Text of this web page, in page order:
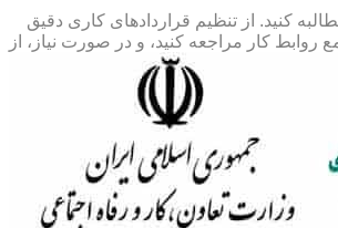
کنید. از تنظیم قراردادهای کاری دقیق
کار مراجعه کنید، و در صورت نیاز، از